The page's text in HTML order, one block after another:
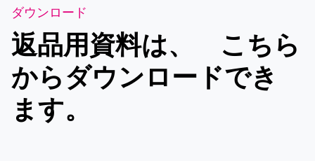
ダウンロード
返品用資料は、 こちら
からダウンロードでき
ます。